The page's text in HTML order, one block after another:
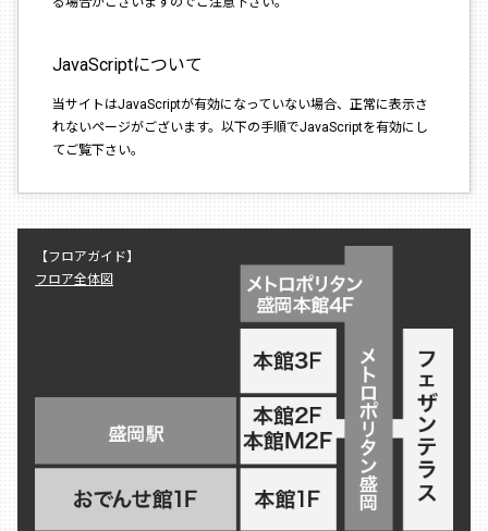
JavaScriptについて
当サイトはJavaScriptが有効になっていない場合、正常に表示さ
れないページがございます。以下の手順でJavaScriptを有効にし
てご覧下さい。
【フロアガイド】
フロア全体図